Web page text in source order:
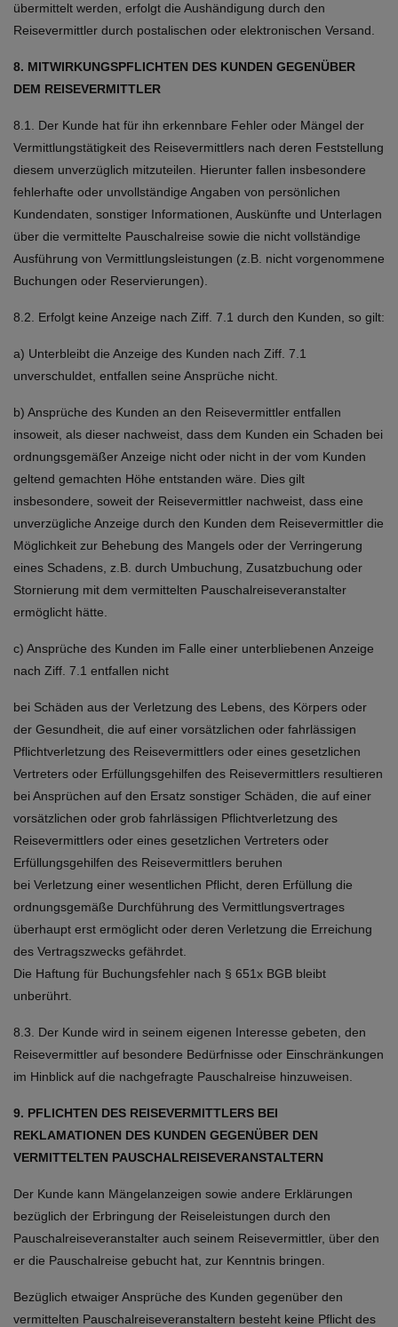
übermittelt werden, erfolgt die Aushändigung durch den
Reisevermittler durch postalischen oder elektronischen Versand.
8. MITWIRKUNGSPFLICHTEN DES KUNDEN GEGENÜBER
DEM REISEVERMITTLER
8.1. Der Kunde hat für ihn erkennbare Fehler oder Mängel der
Vermittlungstätigkeit des Reisevermittlers nach deren Feststellung
diesem unverzüglich mitzuteilen. Hierunter fallen insbesondere
fehlerhafte oder unvollständige Angaben von persönlichen
Kundendaten, sonstiger Informationen, Auskünfte und Unterlagen
über die vermittelte Pauschalreise sowie die nicht vollständige
Ausführung von Vermittlungsleistungen (z.B. nicht vorgenommene
Buchungen oder Reservierungen).
8.2. Erfolgt keine Anzeige nach Ziff. 7.1 durch den Kunden, so gilt:
a) Unterbleibt die Anzeige des Kunden nach Ziff. 7.1
unverschuldet, entfallen seine Ansprüche nicht.
b) Ansprüche des Kunden an den Reisevermittler entfallen
insoweit, als dieser nachweist, dass dem Kunden ein Schaden bei
ordnungsgemäßer Anzeige nicht oder nicht in der vom Kunden
geltend gemachten Höhe entstanden wäre. Dies gilt
insbesondere, soweit der Reisevermittler nachweist, dass eine
unverzügliche Anzeige durch den Kunden dem Reisevermittler die
Möglichkeit zur Behebung des Mangels oder der Verringerung
eines Schadens, z.B. durch Umbuchung, Zusatzbuchung oder
Stornierung mit dem vermittelten Pauschalreiseveranstalter
ermöglicht hätte.
c) Ansprüche des Kunden im Falle einer unterbliebenen Anzeige
nach Ziff. 7.1 entfallen nicht
bei Schäden aus der Verletzung des Lebens, des Körpers oder
der Gesundheit, die auf einer vorsätzlichen oder fahrlässigen
Pflichtverletzung des Reisevermittlers oder eines gesetzlichen
Vertreters oder Erfüllungsgehilfen des Reisevermittlers resultieren
bei Ansprüchen auf den Ersatz sonstiger Schäden, die auf einer
vorsätzlichen oder grob fahrlässigen Pflichtverletzung des
Reisevermittlers oder eines gesetzlichen Vertreters oder
Erfüllungsgehilfen des Reisevermittlers beruhen
bei Verletzung einer wesentlichen Pflicht, deren Erfüllung die
ordnungsgemäße Durchführung des Vermittlungsvertrages
überhaupt erst ermöglicht oder deren Verletzung die Erreichung
des Vertragszwecks gefährdet.
Die Haftung für Buchungsfehler nach § 651x BGB bleibt
unberührt.
8.3. Der Kunde wird in seinem eigenen Interesse gebeten, den
Reisevermittler auf besondere Bedürfnisse oder Einschränkungen
im Hinblick auf die nachgefragte Pauschalreise hinzuweisen.
9. PFLICHTEN DES REISEVERMITTLERS BEI
REKLAMATIONEN DES KUNDEN GEGENÜBER DEN
VERMITTELTEN PAUSCHALREISEVERANSTALTERN
Der Kunde kann Mängelanzeigen sowie andere Erklärungen
bezüglich der Erbringung der Reiseleistungen durch den
Pauschalreiseveranstalter auch seinem Reisevermittler, über den
er die Pauschalreise gebucht hat, zur Kenntnis bringen.
Bezüglich etwaiger Ansprüche des Kunden gegenüber den
vermittelten Pauschalreiseveranstaltern besteht keine Pflicht des